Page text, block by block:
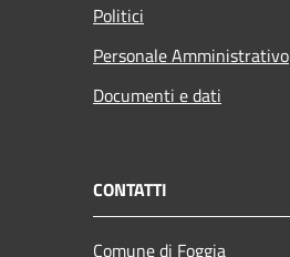
Politici
Personale Amministrativo
Documenti e dati
CONTATTI
Comune di Foggia